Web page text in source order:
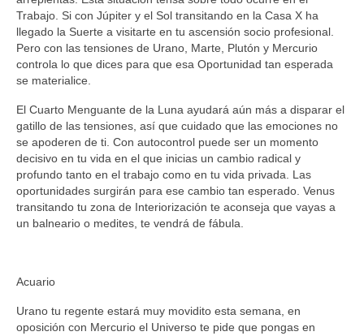
Trabajo. Si con Júpiter y el Sol transitando en la Casa X ha
llegado la Suerte a visitarte en tu ascensión socio profesional.
Pero con las tensiones de Urano, Marte, Plutón y Mercurio
controla lo que dices para que esa Oportunidad tan esperada
se materialice.
El Cuarto Menguante de la Luna ayudará aún más a disparar el
gatillo de las tensiones, así que cuidado que las emociones no
se apoderen de ti. Con autocontrol puede ser un momento
decisivo en tu vida en el que inicias un cambio radical y
profundo tanto en el trabajo como en tu vida privada. Las
oportunidades surgirán para ese cambio tan esperado. Venus
transitando tu zona de Interiorización te aconseja que vayas a
un balneario o medites, te vendrá de fábula.
Acuario
Urano tu regente estará muy movidito esta semana, en
oposición con Mercurio el Universo te pide que pongas en